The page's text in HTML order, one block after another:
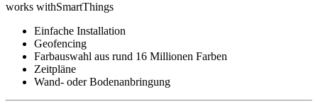
works withSmartThings
Einfache Installation
Geofencing
Farbauswahl aus rund 16 Millionen Farben
Zeitpläne
Wand- oder Bodenanbringung